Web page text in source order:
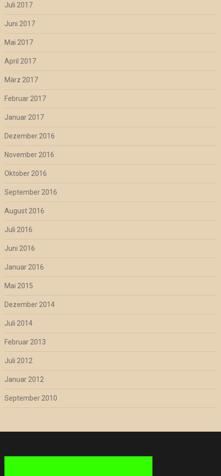
Juli 2017
Juni 2017
Mai 2017
April 2017
März 2017
Februar 2017
Januar 2017
Dezember 2016
November 2016
Oktober 2016
September 2016
August 2016
Juli 2016
Juni 2016
Januar 2016
Mai 2015
Dezember 2014
Juli 2014
Februar 2013
Juli 2012
Januar 2012
September 2010